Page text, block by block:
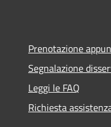
Prenotazione
Segnalazione
Leggi le FAQ
Richiesta